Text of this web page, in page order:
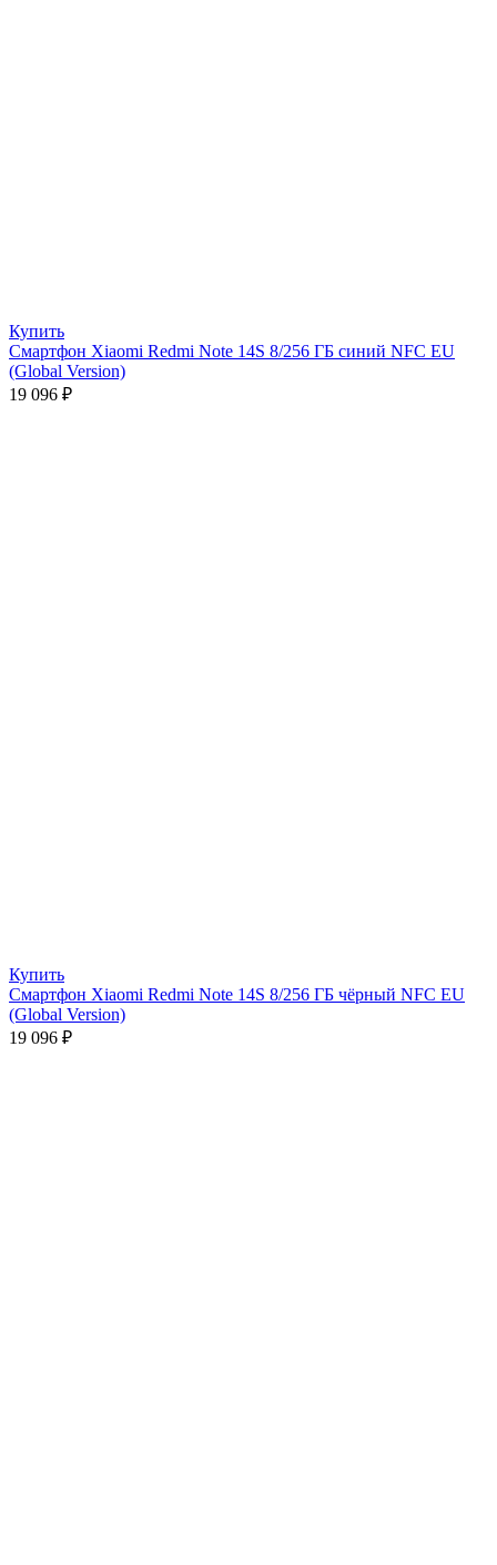
Купить
Смартфон Xiaomi Redmi Note 14S 8/256 ГБ синий NFC EU
(Global Version)
19 096 ₽
Купить
Смартфон Xiaomi Redmi Note 14S 8/256 ГБ чёрный NFC EU
(Global Version)
19 096 ₽